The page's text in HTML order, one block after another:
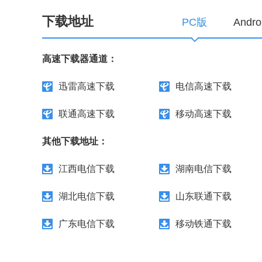
下载地址 PC版
高速下载器通道：
迅雷高速下载 电信高速下载
联通高速下载 移动高速下载
其他下载地址：
江西电信下载 湖南电信下载
湖北电信下载 山东联通下载
广东电信下载 移动铁通下载